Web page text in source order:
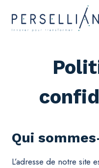
contenu
Qui
L’adresse de notre site